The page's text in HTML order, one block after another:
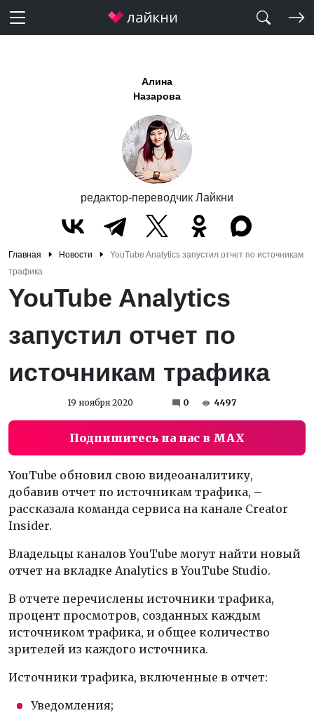
Алина
Назарова
редактор-переводчик Лайкни
Главная Новости
YouTube Analytics запустил отчет по источникам
трафика
YouTube Analytics
запустил отчет по
источникам трафика
19 ноября 2020 0 4497
Подпишитесь на нас в MAX
YouTube обновил свою видеоаналитику,
добавив отчет по источникам трафика, –
рассказала команда сервиса на канале Creator
Insider.
Владельцы каналов YouTube могут найти новый
отчет на вкладке Analytics в YouTube Studio.
В отчете перечислены источники трафика,
процент просмотров, созданных каждым
источником трафика, и общее количество
зрителей из каждого источника.
Источники трафика, включенные в отчет:
Уведомления;